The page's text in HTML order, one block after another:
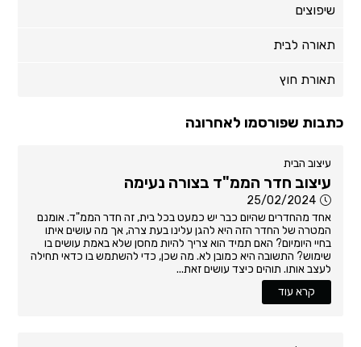
שיפוצים
תאורה לבית
תאורת חוץ
כתבות שפורסמו לאחרונה
עיצוב הבית
עיצוב חדר הממ"ד בצורה נעימה
25/02/2024
אחד מהחדרים שהיום כבר יש כמעט בכל בית, זה חדר הממ"ד. אומנם
המטרה של החדר הזה היא להגן עלינו בעת צרה, אך מה עושים איתו
בחיי היומיום? האם תמיד הוא צריך להיות מחסן שלא באמת עושים בו
שימוש? התשובה היא כמובן לא. מה שכן, כדי להשתמש בו כדאי תחילה
לעצב אותו. תוהים כיצד עושים זאת...
קרא עוד